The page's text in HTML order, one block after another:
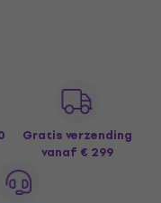
Gratis verzending
vanaf € 299